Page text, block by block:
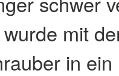
mit
in